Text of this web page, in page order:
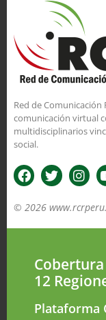
Red de Comunicación
comunicación virtual
multidisciplinarios
social.
© 2026
Cobertura
12
Plataforma